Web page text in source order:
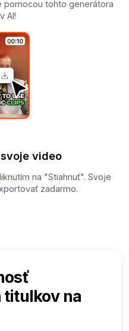
pomocou tohto generátora
AI!
video
na "Stiahnuť". Svoje
zadarmo.
na